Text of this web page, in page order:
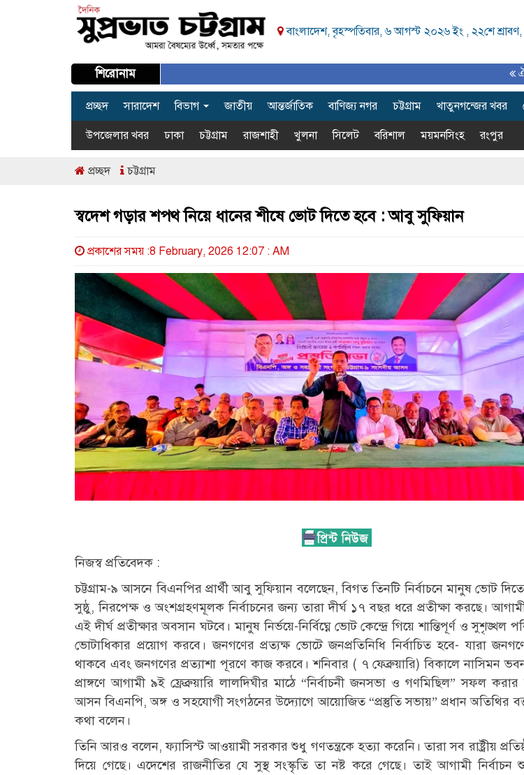
বাংলাদেশ, বৃহস্পতিবার, ৬ আগস্ট ২০২৬ ইং , ২২শে
শিরোনাম ঐতিহাসিক
প্রচ্ছদ সারাদেশ বিভাগ জাতীয় আন্তর্জাতিক বাণিজ্য নগর চট্টগ্রাম খাতুনগন্জের খবর
উপজেলার খবর ঢাকা চট্টগ্রাম রাজশাহী খুলনা সিলেট বরিশাল ময়মনসিংহ রংপুর
প্রচ্ছদ চট্টগ্রাম
স্বদেশ গড়ার শপথ নিয়ে ধানের শীষে ভোট দিতে হবে : আবু সুফিয়ান
প্রকাশের সময় :8 February, 2026 12:07 : AM
নিজস্ব প্রতিবেদক :
চট্টগ্রাম-৯ আসনে বিএনপির প্রার্থী আবু সুফিয়ান বলেছেন, বিগত তিনটি নির্বাচনে মানুষ ভোট
সুষ্ঠু, নিরপেক্ষ ও অংশগ্রহণমূলক নির্বাচনের জন্য তারা দীর্ঘ ১৭ বছর ধরে প্রতীক্ষা করছে।
এই দীর্ঘ প্রতীক্ষার অবসান ঘটবে। মানুষ নির্ভয়ে-নির্বিঘ্নে ভোট কেন্দ্রে গিয়ে শান্তিপূর্ণ ও সুশৃঙ্খল
ভোটাধিকার প্রয়োগ করবে। জনগণের প্রত্যক্ষ ভোটে জনপ্রতিনিধি নির্বাচিত হবে- যারা
থাকবে এবং জনগণের প্রত্যাশা পূরণে কাজ করবে। শনিবার ( ৭ ফেব্রুয়ারি) বিকালে নাসিমন
প্রাঙ্গণে আগামী ৯ই ফ্রেব্রুয়ারি লালদিঘীর মাঠে “নির্বাচনী জনসভা ও গণমিছিল” সফল করার
আসন বিএনপি, অঙ্গ ও সহযোগী সংগঠনের উদ্যোগে আয়োজিত “প্রস্তুতি সভায়” প্রধান অতিথির
কথা বলেন।
তিনি আরও বলেন, ফ্যাসিস্ট আওয়ামী সরকার শুধু গণতন্ত্রকে হত্যা করেনি। তারা সব রাষ্ট্রীয়
দিয়ে গেছে। এদেশের রাজনীতির যে সুস্থ সংস্কৃতি তা নষ্ট করে গেছে। তাই আগামী নির্বাচন